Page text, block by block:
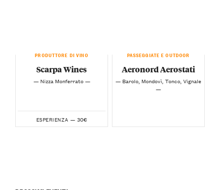
PRODUTTORE DI VINO
Scarpa Wines
— Nizza Monferrato —
ESPERIENZA — 30€
PASSEGGIATE E OUTDOOR
Aeronord Aerostati
— Barolo, Mondovì, Tonco, Vignale
—